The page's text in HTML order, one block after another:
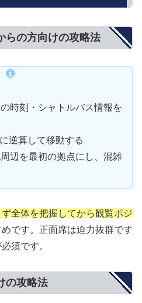
らの方向けの攻略法
時刻・シャトルバス情報を
逆算して移動する
辺を最初の拠点にし、混雑
ず全体を把握してから観覧ポジ
です。正面席は迫力抜群です
須です。
の攻略法